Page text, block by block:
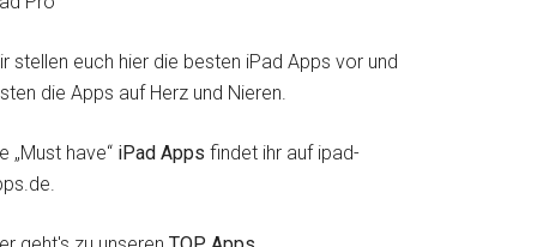
stellen euch hier die besten iPad Apps vor und
die Apps auf Herz und Nieren.
„Must have“ iPad Apps findet ihr auf ipad-